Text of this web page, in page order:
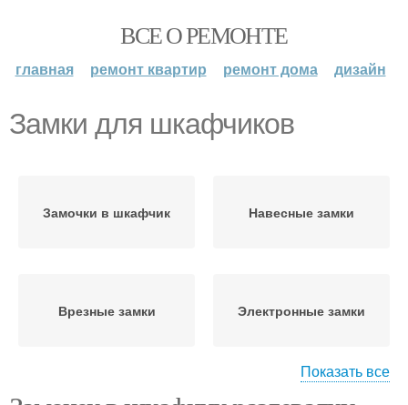
ВСЕ О РЕМОНТЕ
главная ремонт квартир ремонт дома дизайн
Замки для шкафчиков
Замочки в шкафчик Навесные замки
Врезные замки Электронные замки
Показать все